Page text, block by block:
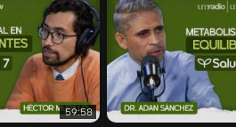
59:58